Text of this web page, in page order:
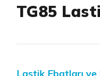
TG85
Lastik Ebatları ve